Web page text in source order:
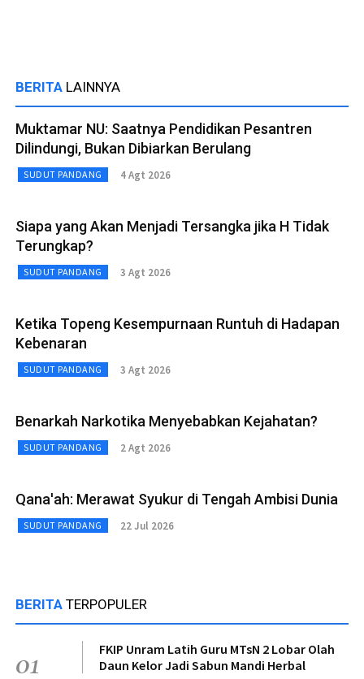
BERITA LAINNYA
Muktamar NU: Saatnya Pendidikan Pesantren
Dilindungi, Bukan Dibiarkan Berulang
SUDUT PANDANG 4 Agt 2026
Siapa yang Akan Menjadi Tersangka jika H Tidak
Terungkap?
SUDUT PANDANG 3 Agt 2026
Ketika Topeng Kesempurnaan Runtuh di Hadapan
Kebenaran
SUDUT PANDANG 3 Agt 2026
Benarkah Narkotika Menyebabkan Kejahatan?
SUDUT PANDANG 2 Agt 2026
Qana'ah: Merawat Syukur di Tengah Ambisi Dunia
SUDUT PANDANG 22 Jul 2026
BERITA TERPOPULER
01
FKIP Unram Latih Guru MTsN 2 Lobar Olah
Daun Kelor Jadi Sabun Mandi Herbal